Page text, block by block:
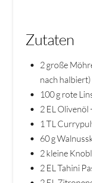
Zutaten
2 große
nach halbiert)
100 g rote
2 EL Olivenöl
1 TL
60 g
2 kleine
2 EL Tahini